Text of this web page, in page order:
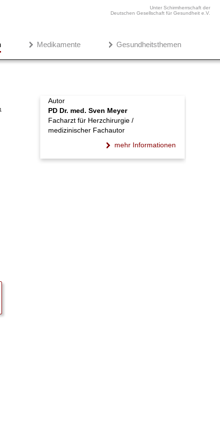
Unter Schirmherrschaft der
Deutschen Gesellschaft für Gesundheit e.V.
Medikamente Gesundheitsthemen
Autor
PD Dr. med. Sven Meyer
Facharzt für Herzchirurgie /
medizinischer Fachautor
mehr Informationen